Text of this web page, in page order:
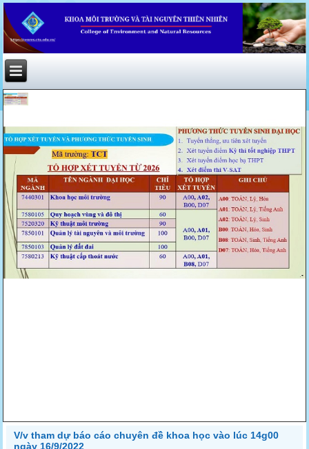
V/v tham dự báo cáo chuyên đề khoa học vào lúc 14g00
ngày 16/9/2022